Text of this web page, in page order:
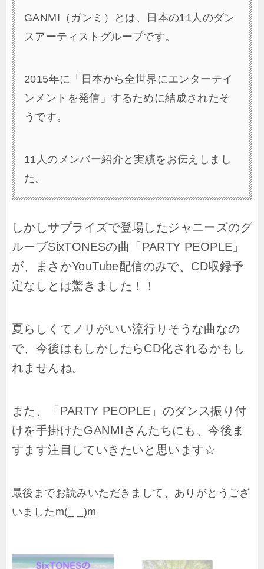
GANMI（ガンミ）とは、日本の11人のダン
スアーティストグループです。
2015年に「日本から全世界にエンターテイ
ンメントを発信」するために結成されたそ
うです。
11人のメンバー紹介と実績をお伝えしまし
た。
しかしサプライズで登場したジャニーズのグ
ルーブSixTONESの曲「PARTY PEOPLE」
が、まさかYouTube配信のみで、CD収録予
定なしとは驚きました！！
夏らしくてノリがいい流行りそうな曲なの
で、今後はもしかしたらCD化されるかもし
れませんね。
また、「PARTY PEOPLE」のダンス振り付
けを手掛けたGANMIさんたちにも、今後ま
すます注目していきたいと思います☆
最後までお読みいただきまして、ありがとうござ
いましたm(_ _)m